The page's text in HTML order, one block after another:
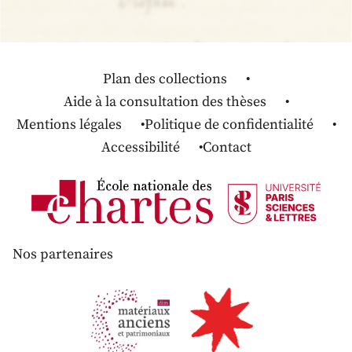
Plan des collections
Aide à la consultation des thèses
Mentions légales
Politique de confidentialité
Accessibilité
Contact
Nos partenaires